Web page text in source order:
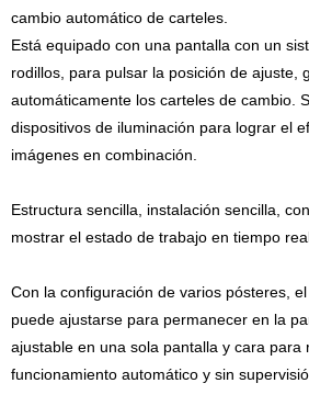
cambio automático de carteles.
Está equipado con una pantalla con un
rodillos, para pulsar la posición de ajuste,
automáticamente los carteles de cambio.
dispositivos de iluminación para lograr el
imágenes en combinación.
Estructura sencilla, instalación sencilla,
mostrar el estado de trabajo en tiempo
Con la configuración de varios pósteres,
puede ajustarse para permanecer en la
ajustable en una sola pantalla y cara para
funcionamiento automático y sin